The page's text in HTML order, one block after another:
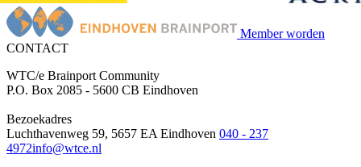
Member worden
CONTACT
WTC/e Brainport Community
P.O. Box 2085 - 5600 CB Eindhoven
Bezoekadres
Luchthavenweg 59, 5657 EA Eindhoven 040 - 237
4972info@wtce.nl